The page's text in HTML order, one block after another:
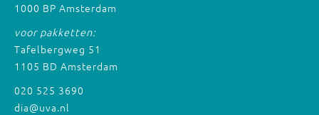
1000 BP Amsterdam
voor pakketten:
Tafelbergweg 51
1105 BD Amsterdam
020 525 3690
dia@uva.nl